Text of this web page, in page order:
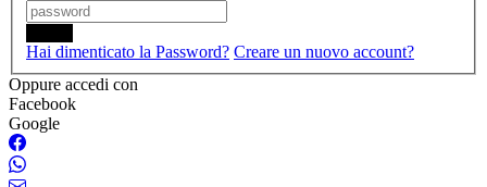
Hai dimenticato la Password? Creare un nuovo account?
Oppure accedi con
Facebook
Google